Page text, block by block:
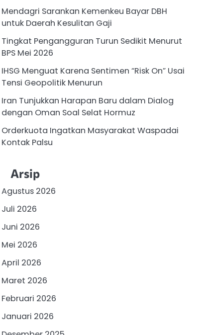
Mendagri Sarankan Kemenkeu Bayar DBH
untuk Daerah Kesulitan Gaji
Tingkat Pengangguran Turun Sedikit Menurut
BPS Mei 2026
IHSG Menguat Karena Sentimen “Risk On” Usai
Tensi Geopolitik Menurun
Iran Tunjukkan Harapan Baru dalam Dialog
dengan Oman Soal Selat Hormuz
Orderkuota Ingatkan Masyarakat Waspadai
Kontak Palsu
Arsip
Agustus 2026
Juli 2026
Juni 2026
Mei 2026
April 2026
Maret 2026
Februari 2026
Januari 2026